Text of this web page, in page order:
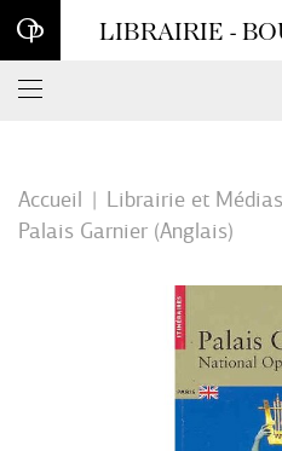
Inscrivez-vous à notre
% sur votre première commande
LIBRAIRIE -
Accueil Librairie et Médias
Palais Garnier (Anglais)